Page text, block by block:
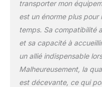
transporter mon
est un énorme plus pour
temps. Sa compatibilité
et sa capacité à
un allié indispensable
Malheureusement, la
est décevante, ce qui